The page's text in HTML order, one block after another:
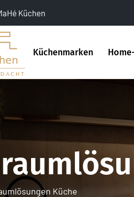
Küchen
Küchenmarken
Küche